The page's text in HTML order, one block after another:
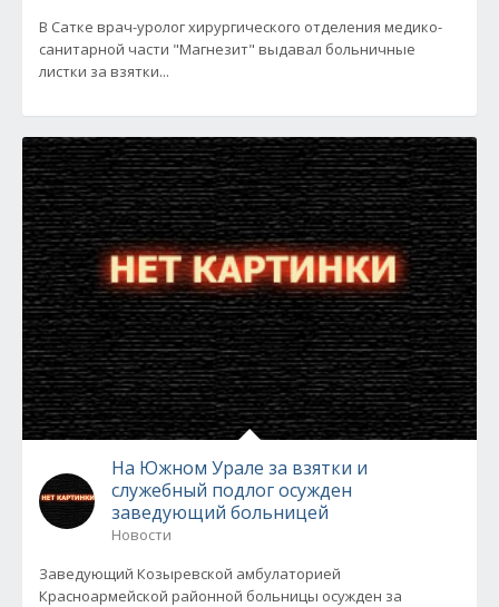
В Сатке врач-уролог хирургического отделения медико-
санитарной части "Магнезит" выдавал больничные
листки за взятки...
На Южном Урале за взятки и
служебный подлог осужден
заведующий больницей
Новости
Заведующий Козыревской амбулаторией
Красноармейской районной больницы осужден за